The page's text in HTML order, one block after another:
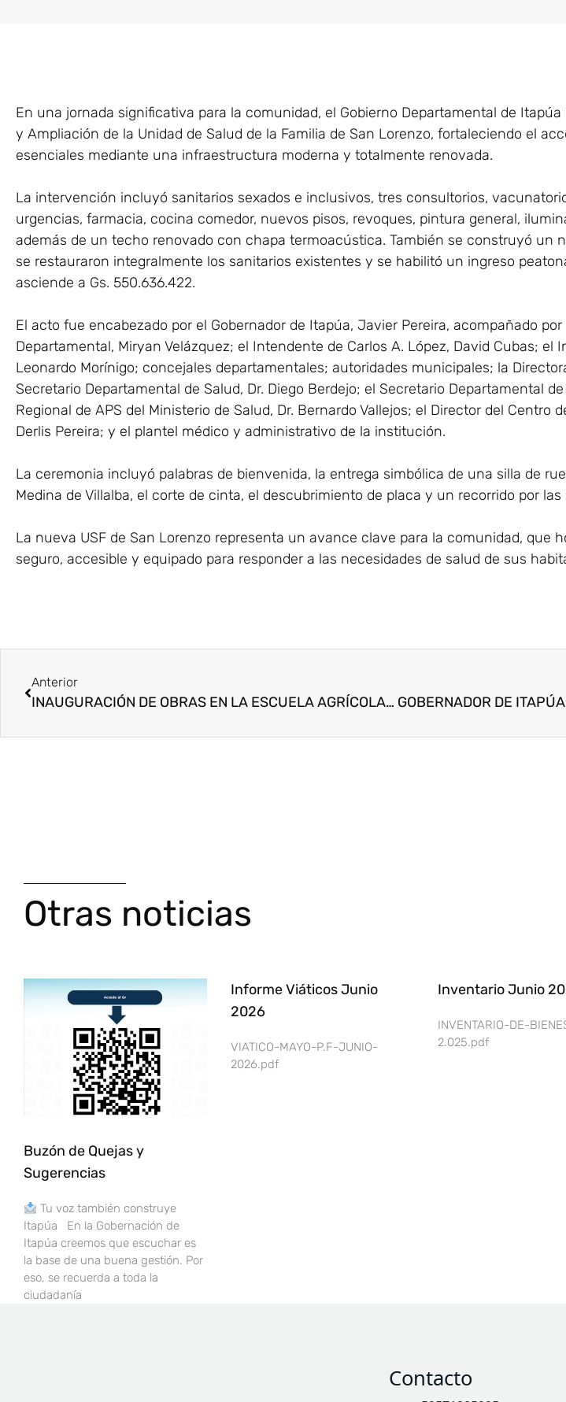
En una jornada significativa para la comunidad, el Gobierno Departamental de
y Ampliación de la Unidad de Salud de la Familia de San Lorenzo, fortaleciendo el
esenciales mediante una infraestructura moderna y totalmente renovada.
La intervención incluyó sanitarios sexados e inclusivos, tres consultorios,
urgencias, farmacia, cocina comedor, nuevos pisos, revoques, pintura general,
además de un techo renovado con chapa termoacústica. También se construyó un
se restauraron integralmente los sanitarios existentes y se habilitó un ingreso
asciende a Gs. 550.636.422.
El acto fue encabezado por el Gobernador de Itapúa, Javier Pereira, acompañado
Departamental, Miryan Velázquez; el Intendente de Carlos A. López, David Cubas; el
Leonardo Morínigo; concejales departamentales; autoridades municipales; la
Secretario Departamental de Salud, Dr. Diego Berdejo; el Secretario Departamental
Regional de APS del Ministerio de Salud, Dr. Bernardo Vallejos; el Director del Centro
Derlis Pereira; y el plantel médico y administrativo de la institución.
La ceremonia incluyó palabras de bienvenida, la entrega simbólica de una silla de
Medina de Villalba, el corte de cinta, el descubrimiento de placa y un recorrido por
La nueva USF de San Lorenzo representa un avance clave para la comunidad, que
seguro, accesible y equipado para responder a las necesidades de salud de sus
Anterior
INAUGURACIÓN DE OBRAS EN LA ESCUELA AGRÍCOLA “CARLOS ANTONIO LÓPEZ” – ITAPÚA
Otras noticias
Buzón de Quejas y
Sugerencias
Tu voz también construye
Itapúa En la Gobernación de
Itapúa creemos que escuchar es
la base de una buena gestión. Por
eso, se recuerda a toda la
ciudadanía
Informe Viáticos Junio
2026
VIATICO-MAYO-P.F-JUNIO-
2026.pdf
Inventario Junio
INVENTARIO-DE-
2.025.pdf
Contacto